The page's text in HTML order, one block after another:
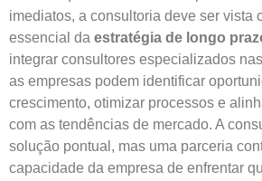
imediatos, a consultoria deve ser vista
essencial da estratégia de longo
integrar consultores especializados
as empresas podem identificar
crescimento, otimizar processos e
com as tendências de mercado. A
solução pontual, mas uma parceria
capacidade da empresa de enfrentar